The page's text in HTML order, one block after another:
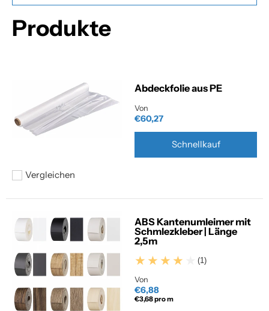
Produkte
Hinzufügen zum vergleichen
Vergleichen
Abdeckfolie aus PE
Von
€60,27
Schnellkauf
ABS Kantenumleimer mit
Schmlezkleber | Länge
2,5m
(1)
Von
€6,88
€3,68pro m